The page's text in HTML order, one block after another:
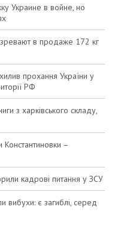
Украине в войне, но
в продаже 172 кг
прохання України у
РФ
з харківського складу,
–
кадрові питання у ЗСУ
вибухи: є загиблі, серед